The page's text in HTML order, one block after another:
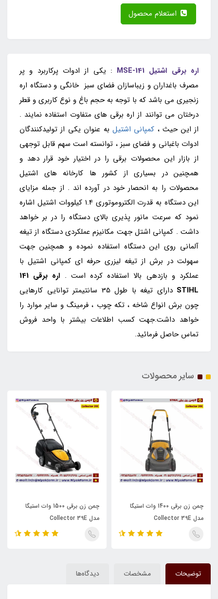
اره برقی اشتیل MSE-141
: یکی از ادوات پرکاربرد و پر
مصرف باغداران و زیباسازان فضای سبز خانگی و دستگاه اره
زنجیری می باشد که با توجه به حجم باغ و نوع کاربری و قطر
درختان می توانند از اره برقی های متفاوت استفاده نمایند .
از این حیث ، کمپانی اشتیل به عنوان یکی از تولیدکنندگان
ادوات باغبانی و فضای سبز ، توانسته است سهم قابل توجهی
از بازار این محصولات برقی را در اختیار خود قرار دهد و
همچنین در بسیاری از کشور ها کارخانه های اشتیل
محصولات را به انحصار خود در آورده اند . از جمله مزایای
این دستگاه به قدرت الکتروموتوری 1.4 کیلووات اشتیل اشاره
نمود که سرعت مانور پذیری بالای دستگاه را در بر خواهد
داشت . کمپانی اشتل جهت مکانیزم عملکردی دستگاه از تیغه
آلمانی روی این دستگاه استفاده نموده و همچنین جهت
سهولت در برش از تیغه لیزری حرفه ای کمپانی اشتیل با
عملکرد و بازدهی بالا استفاده کرده است . اره برقی 141
STIHL
دارای تیغه با طول 35 سانتیمتر توانایی کارهایی
چون برش انواع شاخه ، تکه چوب ، فرمینگ و سایر موارد را
خواهد داشت.جهت کسب اطلاعات بیشتر با واحد فروش
تماس حاصل فرمائید.
سایر محصولات
چمن زن برقی 1400 وات استیگا
مدل Collector 39E
چمن زن برقی 1500 وات استیگا
مدل Collector 39E
توضیحات مشخصات دیدگاه‌ها